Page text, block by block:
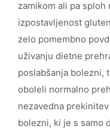
zamikom ali pa
izpostavljenost
zelo pomembno
uživanju dietne
poslabšanja bolezni,
oboleli normalno
nezavedna
bolezni, ki je s samo